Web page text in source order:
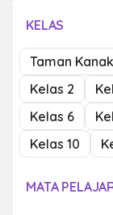
KELAS
Taman
Kelas 2
Kelas 6
Kelas 10
MATA